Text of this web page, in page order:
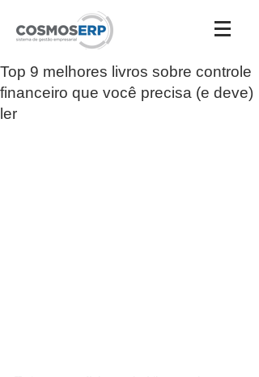
Destaques
Top 9 melhores livros sobre controle
financeiro que você precisa (e deve)
ler